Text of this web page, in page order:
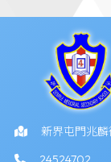
新界屯門兆麟